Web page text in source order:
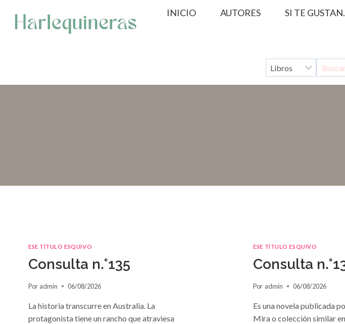
contenido
INICIO AUTORES SI TE
ESE TÍTULO ESQUIVO
Consulta n.°135
Por admin 06/08/2026
La historia transcurre en Australia. La
protagonista tiene un rancho que atraviesa
ESE TÍTULO ESQUIVO
Consulta
Por admin 06/08/2026
Es una novela publicada
Mira o colección similar